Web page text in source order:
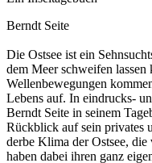
Berndt Seite
Die Ostsee ist ein
dem Meer schweifen
Wellenbewegungen
Lebens auf. In eindrucks-
Berndt Seite in seinem
Rückblick auf sein privates
derbe Klima der Ostsee, die
haben dabei ihren ganz